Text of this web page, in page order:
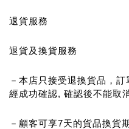
退貨服務
退貨及換貨服務
－本店只接受退換貨品，
經成功確認, 確認後不能取
－顧客可享7天的貨品換貨